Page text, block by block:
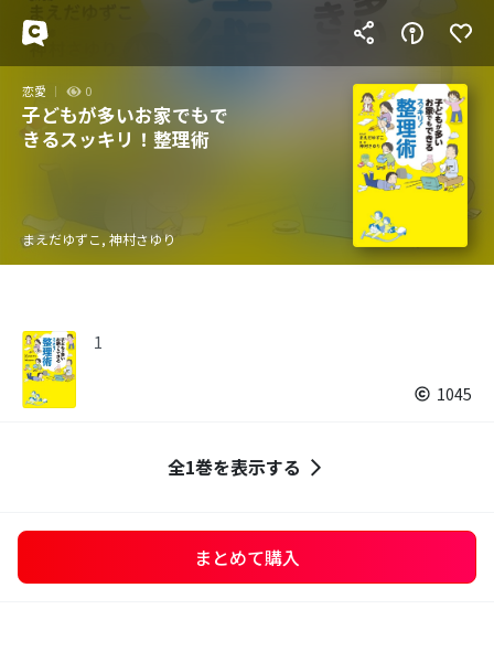
恋愛 0
子どもが多いお家でもで
きるスッキリ！整理術
まえだゆずこ, 神村さゆり
1
1045
全1巻を表示する
まとめて購入